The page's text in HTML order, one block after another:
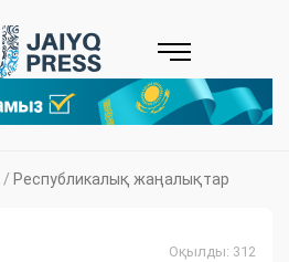
/ Республикалық жаңалықтар
Оқылды: 312